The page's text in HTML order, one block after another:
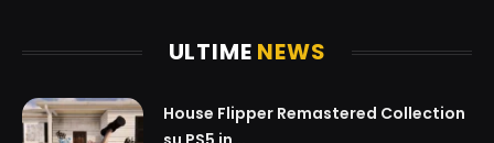
ULTIME NEWS
House Flipper Remastered Collection